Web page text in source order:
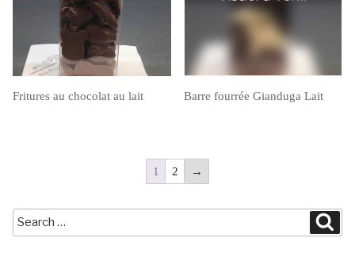
Fritures au chocolat au lait Barre fourrée Gianduga Lait
1 2 →
Search
for: